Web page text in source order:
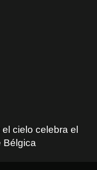
cielo celebra el
Bélgica